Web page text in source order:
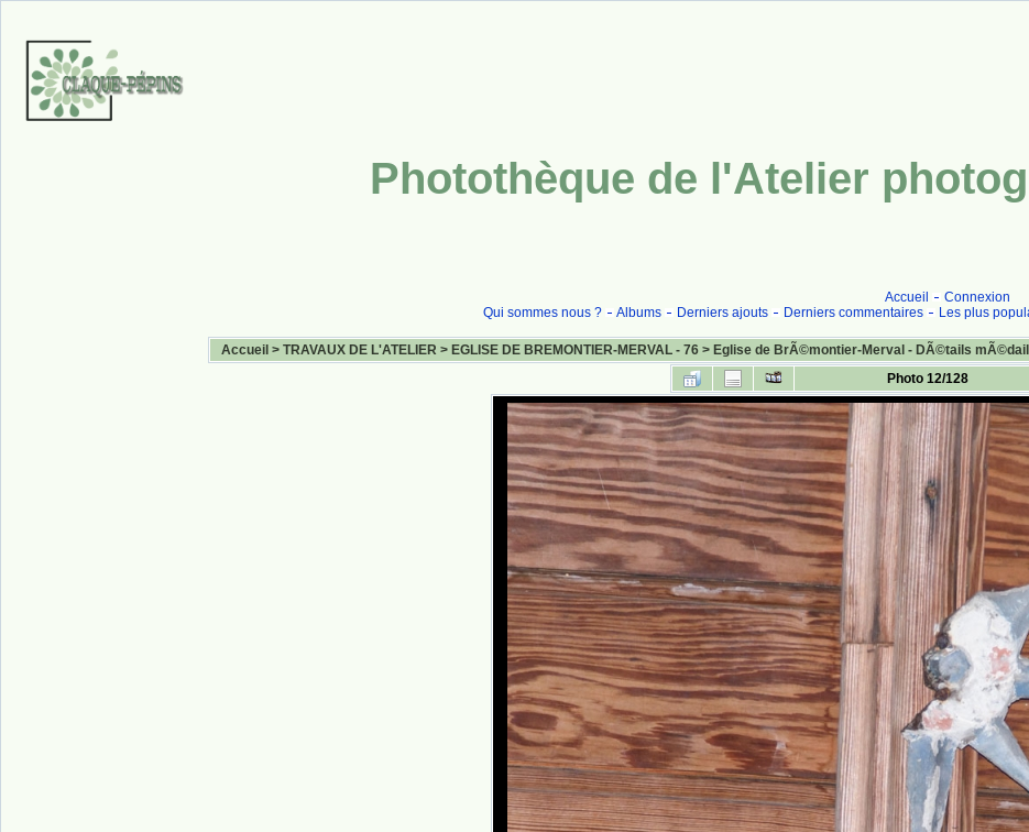
Photothèque de l'Atelier
Accueil
Connexion
Qui sommes nous ?
Albums Derniers ajouts Derniers commentaires Les plus
Accueil > TRAVAUX DE L'ATELIER > EGLISE DE BREMONTIER-MERVAL - 76 > Eglise de BrÃ©montier-Merval - DÃ©tails
Photo 12/128